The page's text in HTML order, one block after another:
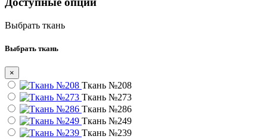
Выбрать ткань
Выбрать ткань
×
Ткань №208
Ткань №273
Ткань №286
Ткань №249
Ткань №239